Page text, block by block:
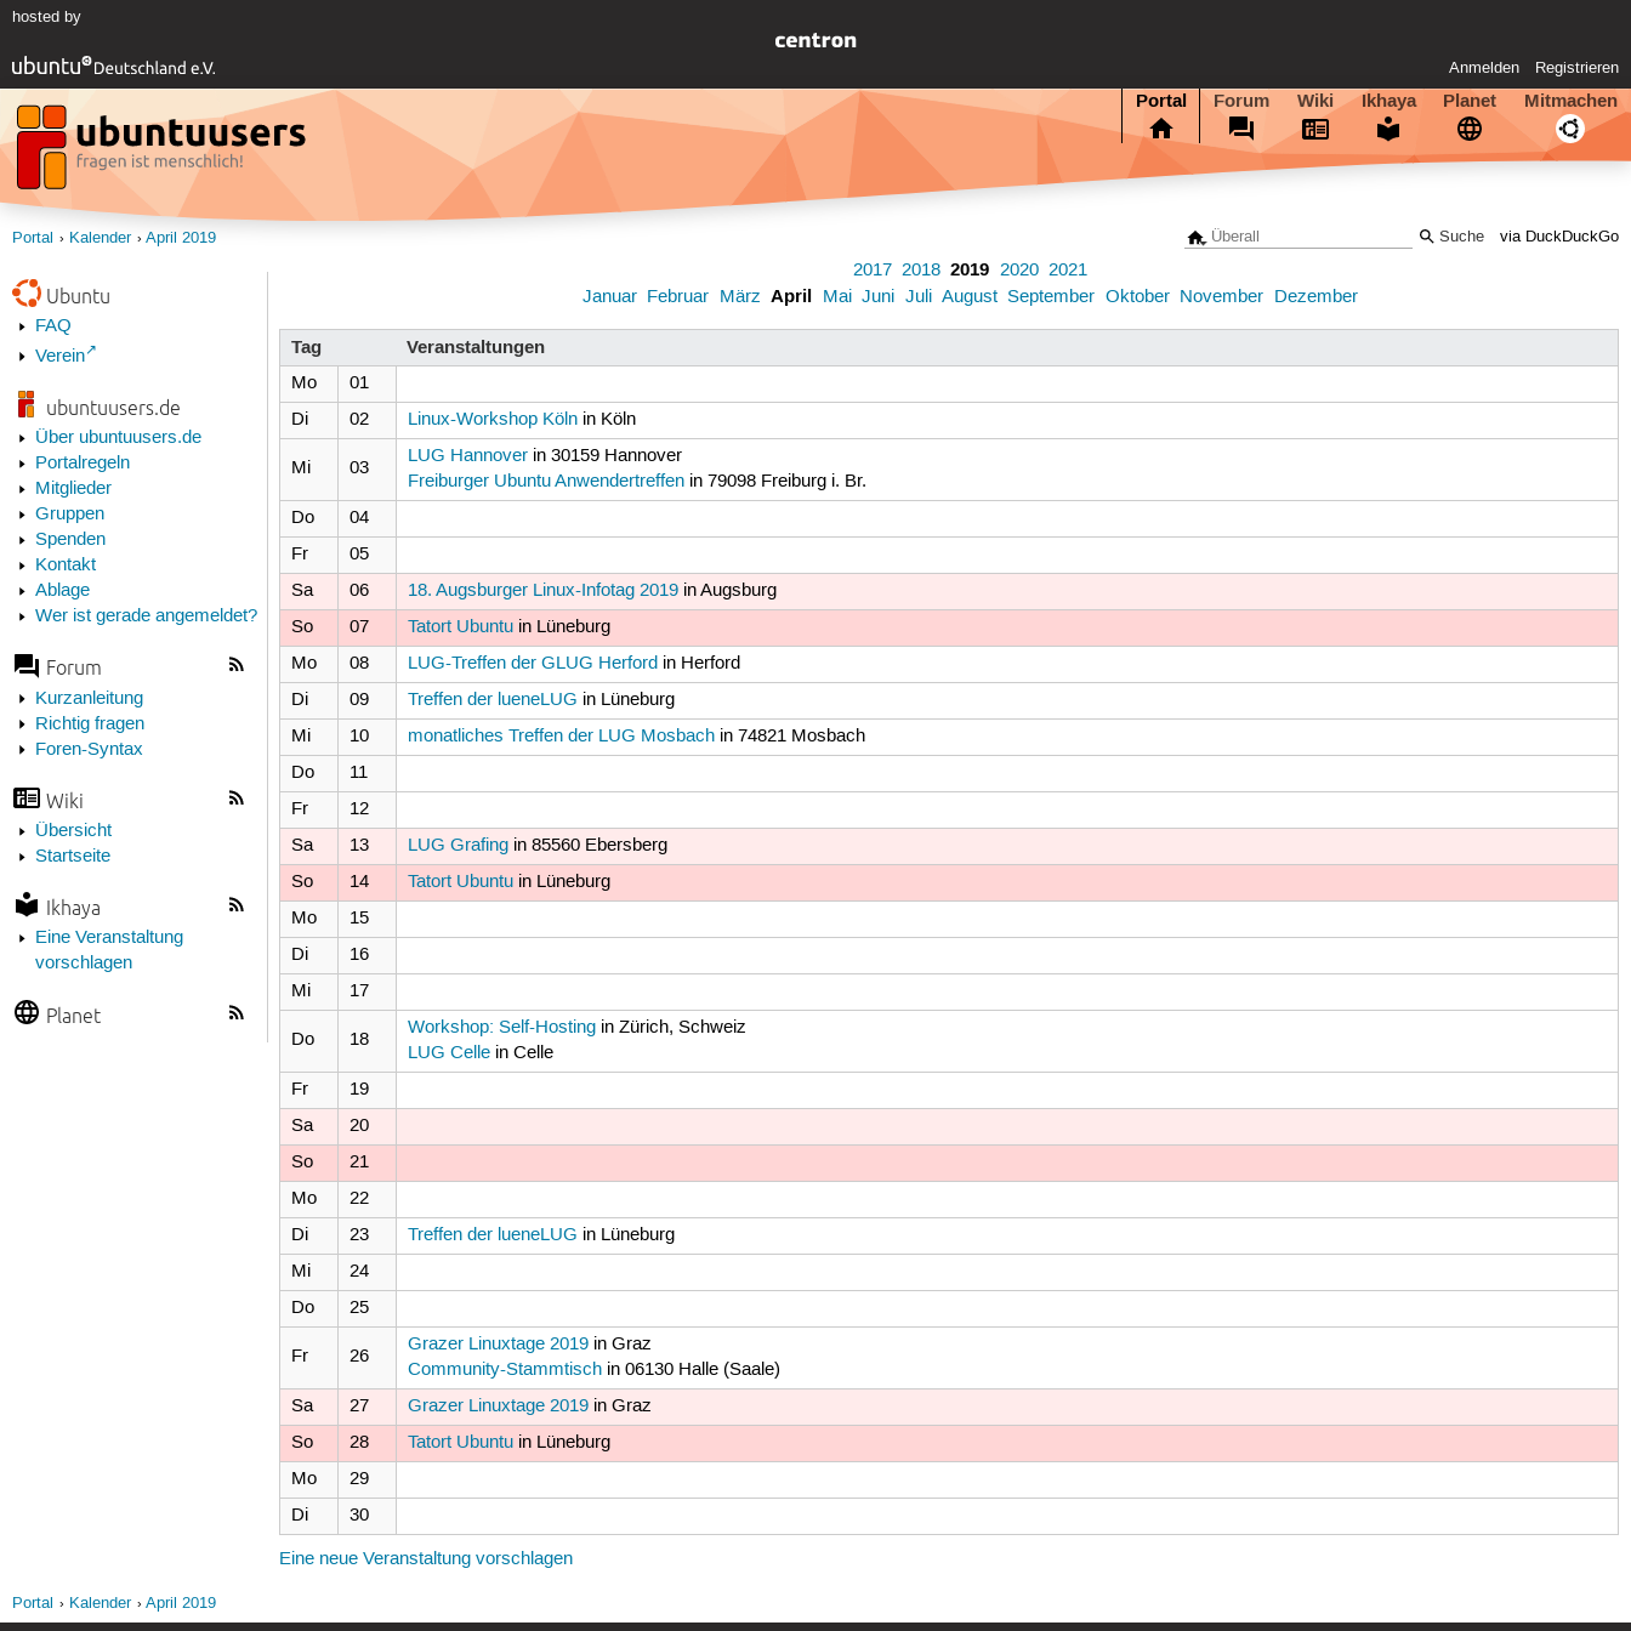
hosted by
Anmelden Registrieren
Portal Forum Wiki Ikhaya Planet Mitmachen
via DuckDuckGo
Portal Kalender April 2019
Ubuntu
FAQ
Verein
ubuntuusers.de
Über ubuntuusers.de
Portalregeln
Mitglieder
Gruppen
Spenden
Kontakt
Ablage
Wer ist gerade angemeldet?
Forum
Kurzanleitung
Richtig fragen
Foren-Syntax
Wiki
Übersicht
Startseite
Ikhaya
Eine Veranstaltung
vorschlagen
Planet
2017 2018 2019 2020 2021
Januar Februar März April Mai Juni Juli August September Oktober November Dezember
Tag Veranstaltungen
Mo
01
Di
02 Linux-Workshop Köln in Köln
Mi 03
LUG Hannover in 30159 Hannover
Freiburger Ubuntu Anwendertreffen in 79098 Freiburg i. Br.
Do
04
Fr
05
Sa
06 18. Augsburger Linux-Infotag 2019 in Augsburg
So
07 Tatort Ubuntu in Lüneburg
Mo
08 LUG-Treffen der GLUG Herford in Herford
Di
09 Treffen der lueneLUG in Lüneburg
Mi
10 monatliches Treffen der LUG Mosbach in 74821 Mosbach
Do
11
Fr
12
Sa
13 LUG Grafing in 85560 Ebersberg
So
14 Tatort Ubuntu in Lüneburg
Mo
15
Di
16
Mi
17
Do 18
Workshop: Self-Hosting in Zürich, Schweiz
LUG Celle in Celle
Fr
19
Sa
20
So
21
Mo
22
Di
23 Treffen der lueneLUG in Lüneburg
Mi
24
Do
25
Fr 26
Grazer Linuxtage 2019 in Graz
Community-Stammtisch in 06130 Halle (Saale)
Sa
27 Grazer Linuxtage 2019 in Graz
So
28 Tatort Ubuntu in Lüneburg
Mo
29
Di
30
Eine neue Veranstaltung vorschlagen
Portal Kalender April 2019